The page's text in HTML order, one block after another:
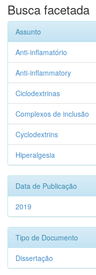
Busca facetada
Assunto
Anti-inflamatório
Anti-inflammatory
Ciclodextrinas
Complexos de inclusão
Cyclodextrins
Hiperalgesia
Data de Publicação
2019
Tipo de Documento
Dissertação